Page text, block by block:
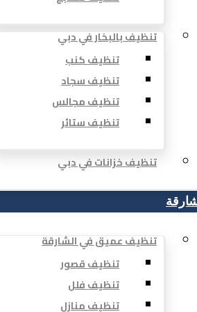
تنظيف بالبخار في دبي
تنظيف كنب
تنظيف سجاد
تنظيف مجالس
تنظيف ستائر
تنظيف خزانات في دبي
تنظيف عميق في الشارقة
تنظيف قصور
تنظيف فلل
تنظيف منازل